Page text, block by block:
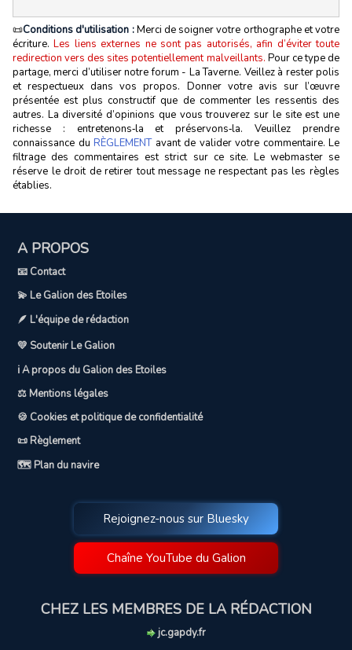
📜Conditions d'utilisation :Merci de soigner votre orthographe et votre
écriture.Les liens externes ne sont pas autorisés, afin d’éviter toute
redirection vers des sites potentiellement malveillants. Pour ce type de
partage, merci d’utiliser notre forum - La Taverne. Veillez à rester polis
et respectueux dans vos propos. Donner votre avis sur l’œuvre
présentée est plus constructif que de commenter les ressentis des
autres. La diversité d’opinions que vous trouverez sur le site est une
richesse : entretenons‑la et préservons‑la. Veuillez prendre
connaissance du RÈGLEMENTavant de valider votre commentaire. Le
filtrage des commentaires est strict sur ce site. Le webmaster se
réserve le droit de retirer tout message ne respectant pas les règles
établies.
A PROPOS
📧 Contact
💫 Le Galion des Etoiles
🪶 L'équipe de rédaction
💛 Soutenir Le Galion
ℹ️ A propos du Galion des Etoiles
⚖️ Mentions légales
🍪 Cookies et politique de confidentialité
📜 Règlement
🗺️ Plan du navire
Rejoignez-nous sur Bluesky
Chaîne YouTube du Galion
CHEZ LES MEMBRES DE LA RÉDACTION
jc.gapdy.fr